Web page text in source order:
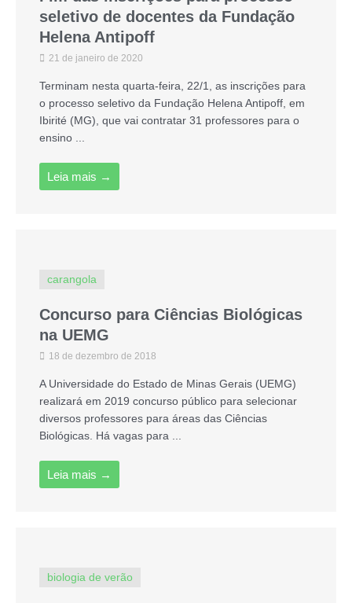
seletivo de docentes da Fundação
Helena Antipoff
21 de janeiro de 2020
Terminam nesta quarta-feira, 22/1, as inscrições para
o processo seletivo da Fundação Helena Antipoff, em
Ibirité (MG), que vai contratar 31 professores para o
ensino ...
Leia mais →
carangola
Concurso para Ciências Biológicas
na UEMG
18 de dezembro de 2018
A Universidade do Estado de Minas Gerais (UEMG)
realizará em 2019 concurso público para selecionar
diversos professores para áreas das Ciências
Biológicas. Há vagas para ...
Leia mais →
biologia de verão